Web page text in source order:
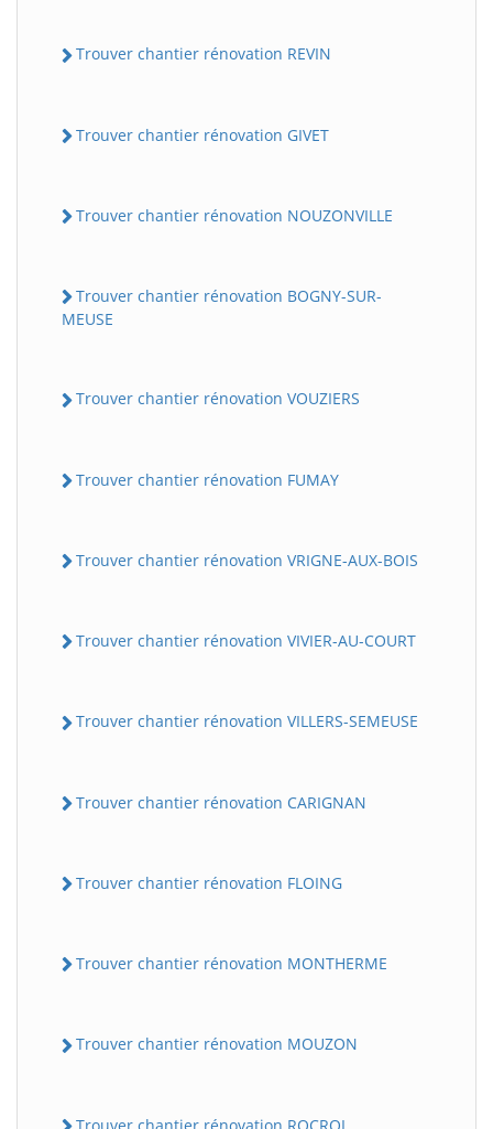
Trouver chantier rénovation REVIN
Trouver chantier rénovation GIVET
Trouver chantier rénovation NOUZONVILLE
Trouver chantier rénovation BOGNY-SUR-
MEUSE
Trouver chantier rénovation VOUZIERS
Trouver chantier rénovation FUMAY
Trouver chantier rénovation VRIGNE-AUX-BOIS
Trouver chantier rénovation VIVIER-AU-COURT
Trouver chantier rénovation VILLERS-SEMEUSE
Trouver chantier rénovation CARIGNAN
Trouver chantier rénovation FLOING
Trouver chantier rénovation MONTHERME
Trouver chantier rénovation MOUZON
Trouver chantier rénovation ROCROI